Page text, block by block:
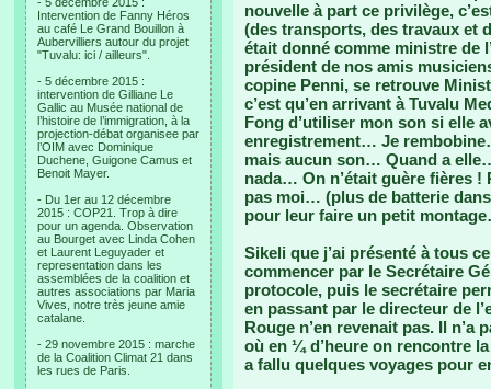
Intervention de Fanny Héros
au café Le Grand Bouillon à
Aubervilliers autour du projet
"Tuvalu: ici / ailleurs".
- 5 décembre 2015 :
intervention de Gilliane Le
Gallic au Musée national de
l’histoire de l’immigration, à la
projection-débat organisee par
l’OIM avec Dominique
Duchene, Guigone Camus et
Benoit Mayer.
- Du 1er au 12 décembre
2015 : COP21. Trop à dire
pour un agenda. Observation
au Bourget avec Linda Cohen
et Laurent Leguyader et
representation dans les
assemblées de la coalition et
autres associations par Maria
Vives, notre très jeune amie
catalane.
- 29 novembre 2015 : marche
de la Coalition Climat 21 dans
les rues de Paris.
nouvelle à part ce privilège,
(des transports, des travaux et
était donné comme ministre de
président de nos amis
copine Penni, se retrouve
c’est qu’en arrivant à Tuvalu
Fong d’utiliser mon son si elle
enregistrement… Je
mais aucun son… Quand a
nada… On n’était guère fières
pas moi… (plus de batterie
pour leur faire un petit
Sikeli que j’ai présenté à tous
commencer par le Secrétaire
protocole, puis le secrétaire
en passant par le directeur de
Rouge n’en revenait pas. Il n’a
où en ¼ d’heure on rencontre
a fallu quelques voyages pour